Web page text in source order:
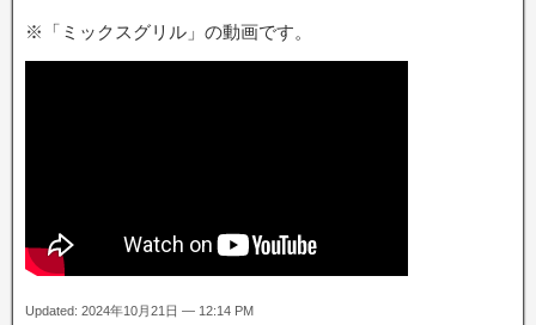
※「ミックスグリル」の動画です。
Updated: 2024年10月21日 — 12:14 PM